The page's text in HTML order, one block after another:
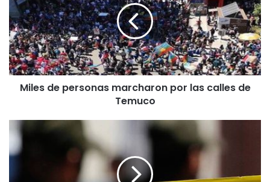
e
s
d
e
p
e
s
Miles de personas marcharon por las calles de
Temuco
v